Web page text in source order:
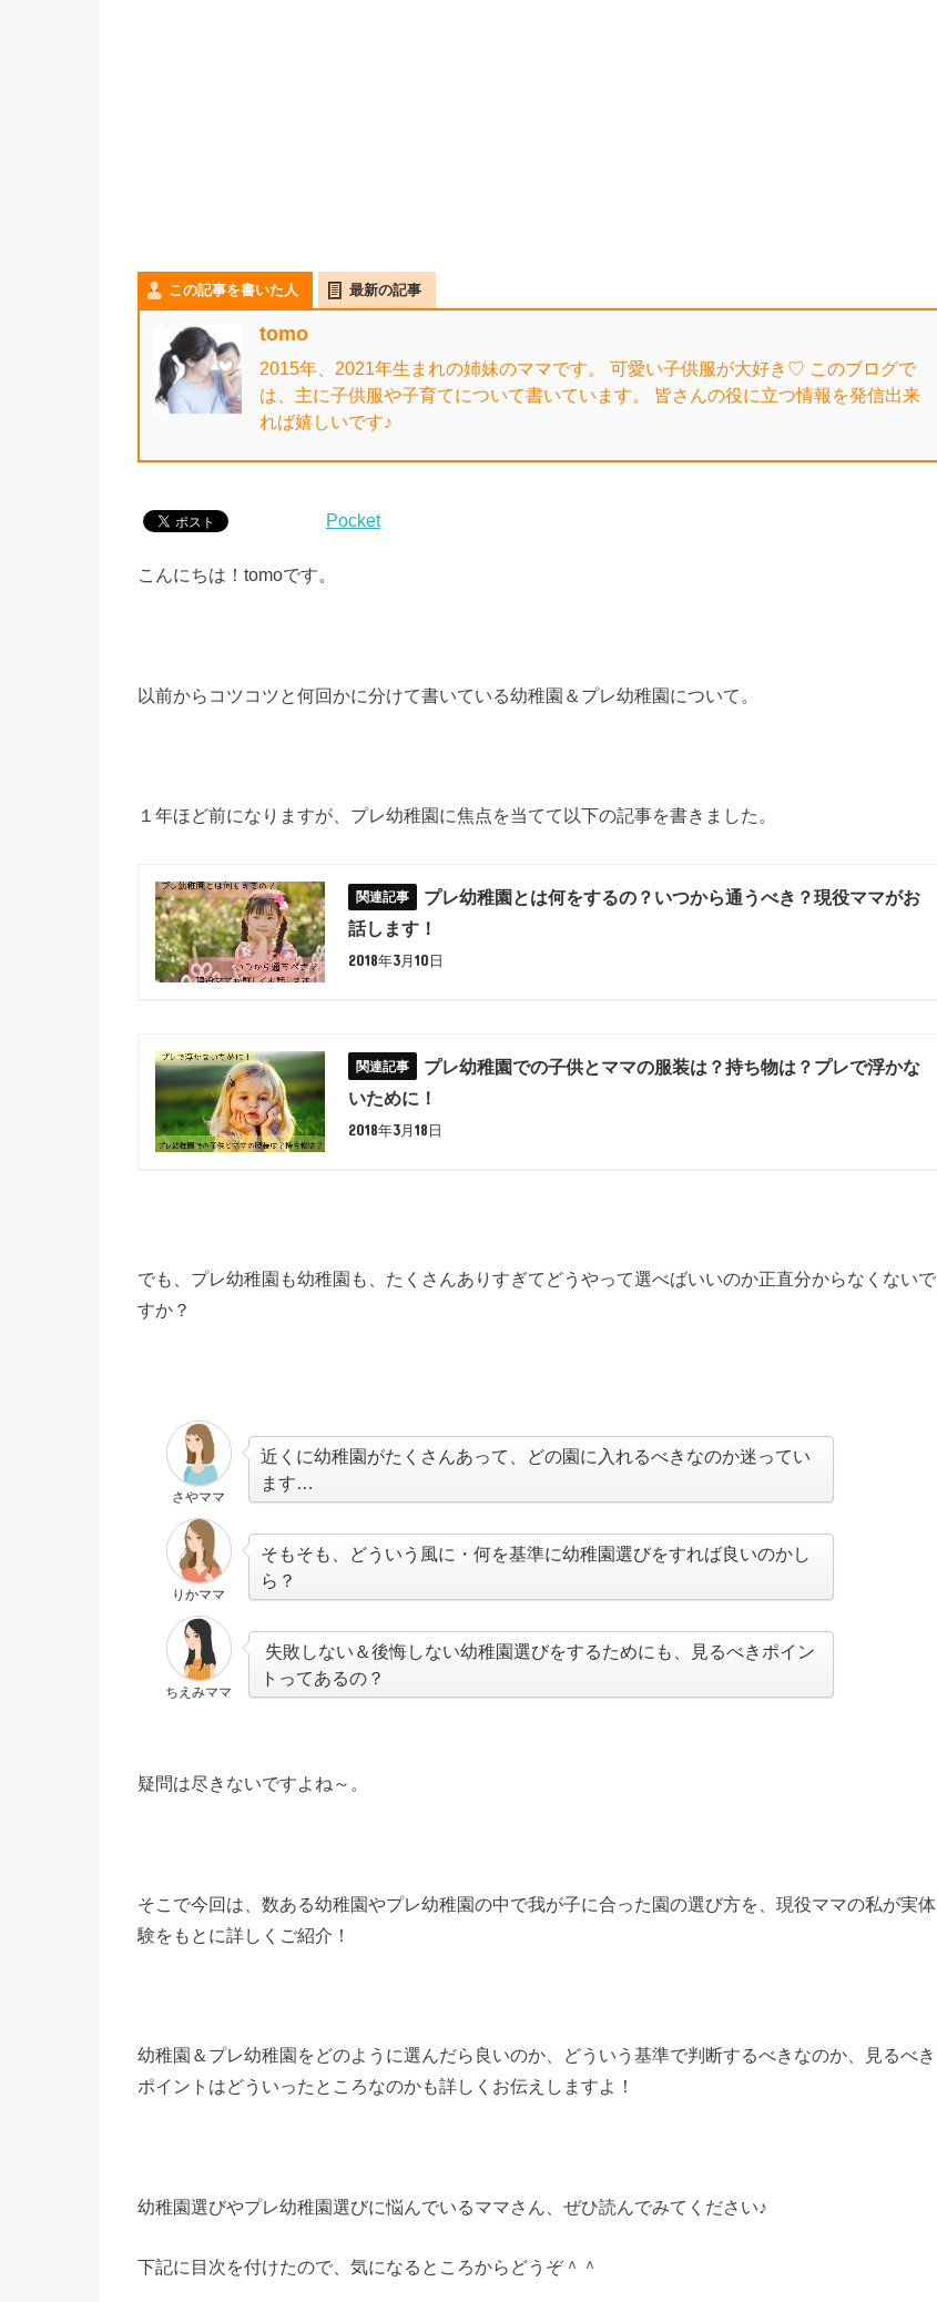
この記事を書いた人 最新の記事
tomo
2015年、2021年生まれの姉妹のママです。 可愛い子供服が大好き♡ このブログで
は、主に子供服や子育てについて書いています。 皆さんの役に立つ情報を発信出来
れば嬉しいです♪
Pocket
こんにちは！tomoです。
以前からコツコツと何回かに分けて書いている幼稚園＆プレ幼稚園について。
１年ほど前になりますが、プレ幼稚園に焦点を当てて以下の記事を書きました。
プレ幼稚園とは何をするの？いつから通うべき？現役ママがお
話します！
2018年3月10日
プレ幼稚園での子供とママの服装は？持ち物は？プレで浮かな
いために！
2018年3月18日
でも、プレ幼稚園も幼稚園も、たくさんありすぎてどうやって選べばいいのか正直分からなくないで
すか？
さやママ
近くに幼稚園がたくさんあって、どの園に入れるべきなのか迷ってい
ます…
りかママ
そもそも、どういう風に・何を基準に幼稚園選びをすれば良いのかし
ら？
ちえみママ
失敗しない＆後悔しない幼稚園選びをするためにも、見るべきポイン
トってあるの？
疑問は尽きないですよね～。
そこで今回は、数ある幼稚園やプレ幼稚園の中で我が子に合った園の選び方を、現役ママの私が実体
験をもとに詳しくご紹介！
幼稚園＆プレ幼稚園をどのように選んだら良いのか、どういう基準で判断するべきなのか、見るべき
ポイントはどういったところなのかも詳しくお伝えしますよ！
幼稚園選びやプレ幼稚園選びに悩んでいるママさん、ぜひ読んでみてください♪
下記に目次を付けたので、気になるところからどうぞ＾＾